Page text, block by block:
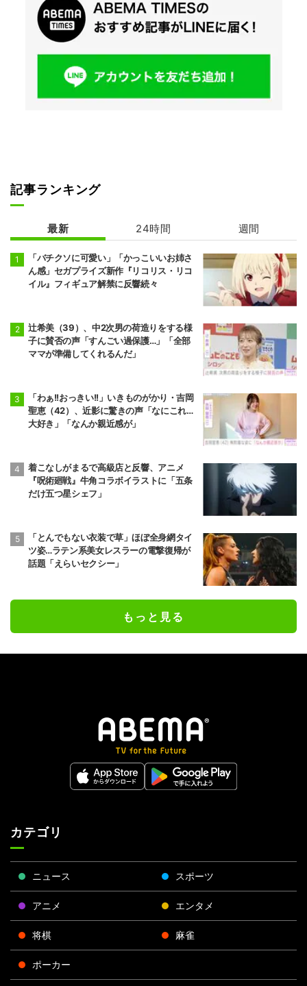
記事ランキング
最新 24時間 週間
「バチクソに可愛い」「かっこいいお姉さ
ん感」セガプライズ新作『リコリス・リコ
イル』フィギュア解禁に反響続々
辻希美（39）、中2次男の荷造りをする様
子に賛否の声「すんごい過保護…」「全部
ママが準備してくれるんだ」
「わぁ!!おっきい!!」いきものがかり・吉岡
聖恵（42）、近影に驚きの声「なにこれ…
大好き」「なんか親近感が」
着こなしがまるで高級店と反響、アニメ
『呪術廻戦』牛角コラボイラストに「五条
だけ五つ星シェフ」
「とんでもない衣装で草」ほぼ全身網タイ
ツ姿…ラテン系美女レスラーの電撃復帰が
話題「えらいセクシー」
もっと見る
カテゴリ
ニュース スポーツ
アニメ エンタメ
将棋 麻雀
ポーカー